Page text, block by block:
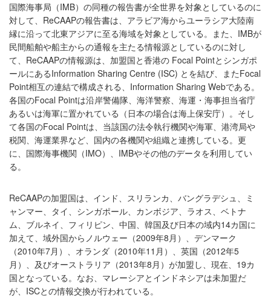
国際海事局（IMB）の同種の報告書が全世界を対象としているのに
対して、ReCAAPの報告書は、アラビア海からユーラシア大陸南
縁に沿って北東アジアに至る海域を対象としている。また、IMBが
民間船舶や船主からの通報を主たる情報源としているのに対し
て、ReCAAPの情報源は、加盟国と香港の Focal Pointとシンガポ
ールにあるInformation Sharing Centre (ISC) とを結び、またFocal
Point相互の連結で構成される、Information Sharing Webである。
各国のFocal Pointは沿岸警備隊、海洋警察、海運・海事担当省庁
あるいは海軍に置かれている（日本の場合は海上保安庁）。そし
て各国のFocal Pointは、当該国の法令執行機関や海軍、港湾局や
税関、海運業界など、国内の各機関や組織と連携している。更
に、国際海事機関（IMO）、IMBやその他のデータを利用してい
る。
ReCAAPの加盟国は、インド、スリランカ、バングラデシュ、ミ
ャンマー、タイ、シンガポール、カンボジア、ラオス、ベトナ
ム、ブルネイ、フィリピン、中国、韓国及び日本の域内14カ国に
加えて、域外国からノルウェー（2009年8月）、デンマーク
（2010年7月）、オランダ（2010年11月）、英国（2012年5
月）、及びオーストラリア（2013年8月）が加盟し、現在、19カ
国となっている。なお、マレーシアとインドネシアは未加盟だ
が、ISCとの情報交換が行われている。